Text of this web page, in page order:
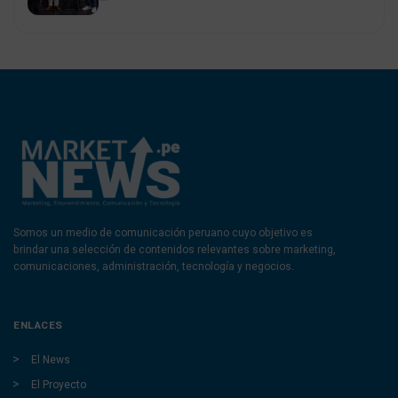
Somos un medio de comunicación peruano cuyo objetivo es
brindar una selección de contenidos relevantes sobre marketing,
comunicaciones, administración, tecnología y negocios.
ENLACES
El News
El Proyecto